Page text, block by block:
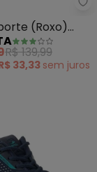
(Preto) com
(Roxo)
Colorida
R$ 139,99
33,33 sem juros